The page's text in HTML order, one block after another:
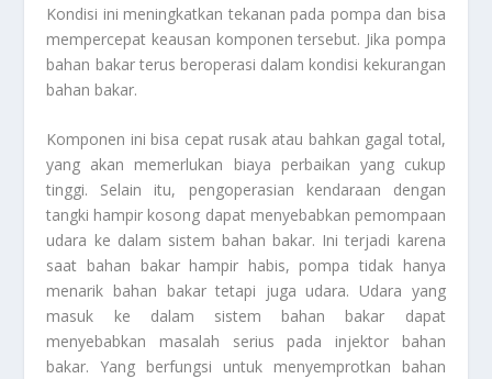
Kondisi ini meningkatkan tekanan pada pompa dan bisa
mempercepat keausan komponen tersebut. Jika pompa
bahan bakar terus beroperasi dalam kondisi kekurangan
bahan bakar.
Komponen ini bisa cepat rusak atau bahkan gagal total,
yang akan memerlukan biaya perbaikan yang cukup
tinggi. Selain itu, pengoperasian kendaraan dengan
tangki hampir kosong dapat menyebabkan pemompaan
udara ke dalam sistem bahan bakar. Ini terjadi karena
saat bahan bakar hampir habis, pompa tidak hanya
menarik bahan bakar tetapi juga udara. Udara yang
masuk ke dalam sistem bahan bakar dapat
menyebabkan masalah serius pada injektor bahan
bakar. Yang berfungsi untuk menyemprotkan bahan